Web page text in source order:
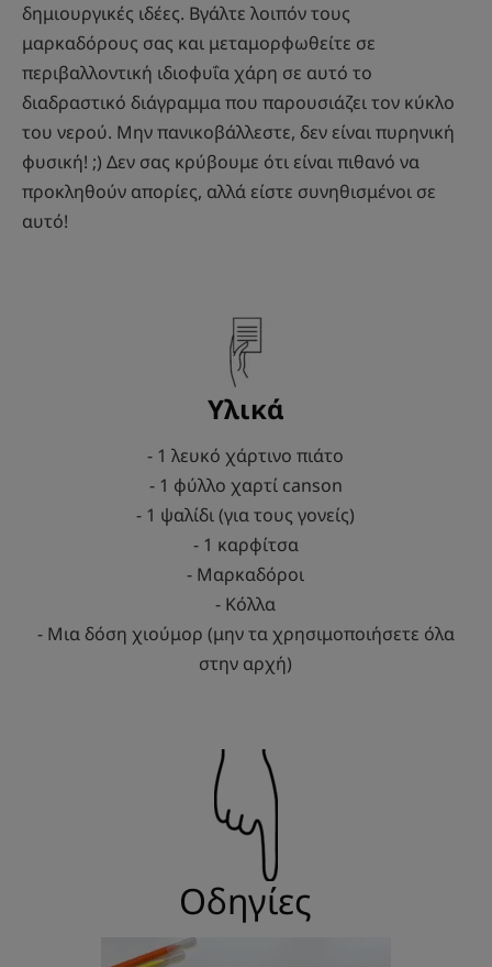
δημιουργικές ιδέες. Βγάλτε λοιπόν τους
μαρκαδόρους σας και μεταμορφωθείτε σε
περιβαλλοντική ιδιοφυΐα χάρη σε αυτό το
διαδραστικό διάγραμμα που παρουσιάζει τον κύκλο
του νερού. Μην πανικοβάλλεστε, δεν είναι πυρηνική
φυσική! ;) Δεν σας κρύβουμε ότι είναι πιθανό να
προκληθούν απορίες, αλλά είστε συνηθισμένοι σε
αυτό!
Υλικά
- 1 λευκό χάρτινο πιάτο
- 1 φύλλο χαρτί canson
- 1 ψαλίδι (για τους γονείς)
- 1 καρφίτσα
- Μαρκαδόροι
- Κόλλα
- Μια δόση χιούμορ (μην τα χρησιμοποιήσετε όλα
στην αρχή)
Οδηγίες